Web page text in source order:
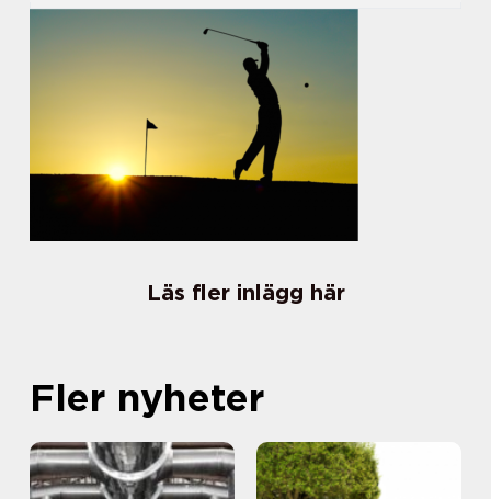
Läs fler inlägg här
Fler nyheter